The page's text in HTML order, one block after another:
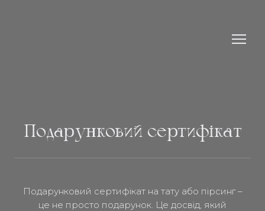
Подарунковий сертифікат
Подарунковий сертифікат на тату або пірсинг –
це не просто подарунок. Це досвід, який